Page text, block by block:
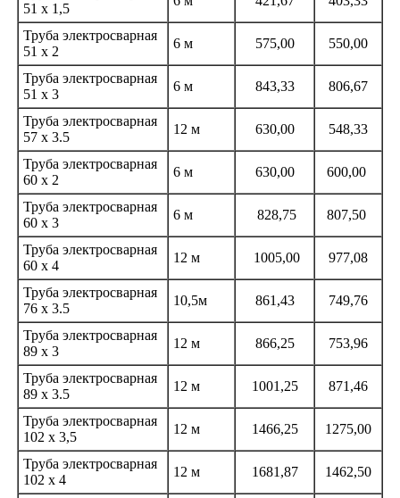
51 х 1,5
Труба электросварная
51 х 2
6 м 575,00 550,00
Труба электросварная
51 х 3
6 м 843,33 806,67
Труба электросварная
57 х 3.5
12 м 630,00 548,33
Труба электросварная
60 х 2
6 м 630,00 600,00
Труба электросварная
60 х 3
6 м 828,75 807,50
Труба электросварная
60 х 4
12 м 1005,00 977,08
Труба электросварная
76 х 3.5
10,5м 861,43 749,76
Труба электросварная
89 х 3
12 м 866,25 753,96
Труба электросварная
89 х 3.5
12 м 1001,25 871,46
Труба электросварная
102 х 3,5
12 м 1466,25 1275,00
Труба электросварная
102 х 4
12 м 1681,87 1462,50